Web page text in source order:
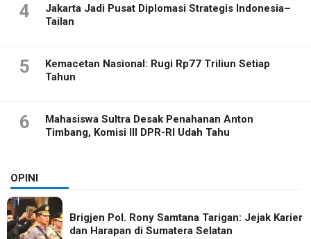
4
Jakarta Jadi Pusat Diplomasi Strategis Indonesia–
Tailan
5
Kemacetan Nasional: Rugi Rp77 Triliun Setiap
Tahun
6
Mahasiswa Sultra Desak Penahanan Anton
Timbang, Komisi III DPR-RI Udah Tahu
OPINI
Brigjen Pol. Rony Samtana Tarigan: Jejak Karier
dan Harapan di Sumatera Selatan